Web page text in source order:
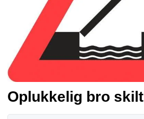
Oplukkelig bro skilt